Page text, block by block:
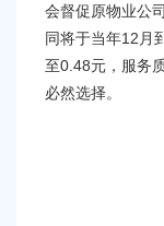
会督促原物业公
同将于当年12月
至0.48元，服务
必然选择。